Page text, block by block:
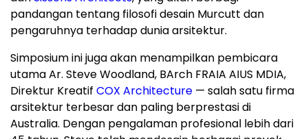
pandangan tentang filosofi desain Murcutt dan
pengaruhnya terhadap dunia arsitektur.
Simposium ini juga akan menampilkan pembicara
utama Ar. Steve Woodland, BArch FRAIA AIUS MDIA,
Direktur Kreatif COX Architecture — salah satu firma
arsitektur terbesar dan paling berprestasi di
Australia. Dengan pengalaman profesional lebih dari